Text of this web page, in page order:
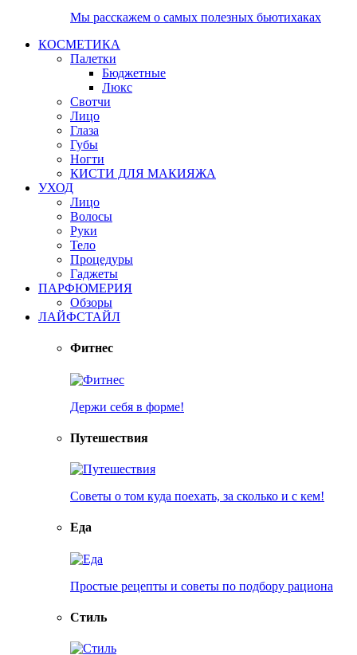
Мы расскажем о самых полезных бьютихаках
КОСМЕТИКА
Палетки
Бюджетные
Люкс
Свотчи
Лицо
Глаза
Губы
Ногти
КИСТИ ДЛЯ МАКИЯЖА
УХОД
Лицо
Волосы
Руки
Тело
Процедуры
Гаджеты
ПАРФЮМЕРИЯ
Обзоры
ЛАЙФСТАЙЛ
Фитнес
Держи себя в форме!
Путешествия
Советы о том куда поехать, за сколько и с кем!
Еда
Простые рецепты и советы по подбору рациона
Стиль